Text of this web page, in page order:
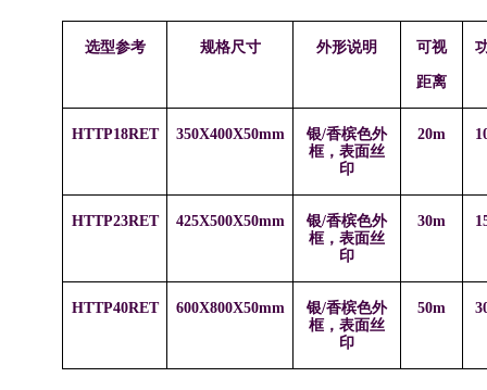
选型参考 规格尺寸 外形说明 可视
距离
HTTP18RET 350X400X50mm
银/香槟色外
框，表面丝
印
20m
HTTP23RET 425X500X50mm
银/香槟色外
框，表面丝
印
30m
HTTP40RET 600X800X50mm
银/香槟色外
框，表面丝
印
50m